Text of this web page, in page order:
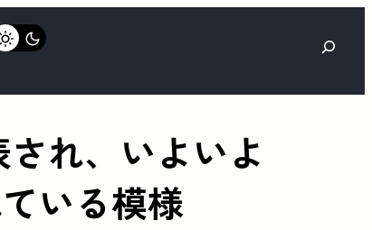
検
れ、いよいよ
いる模様